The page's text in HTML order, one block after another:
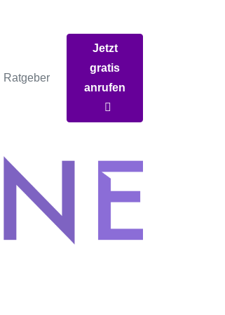
Ratgeber
Jetzt
gratis
anrufen